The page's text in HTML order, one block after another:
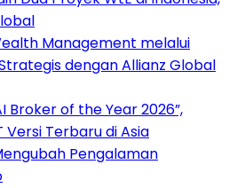
Management melalui
dengan Allianz Global
Broker of the Year 2026”,
Versi Terbaru di Asia
Pengalaman